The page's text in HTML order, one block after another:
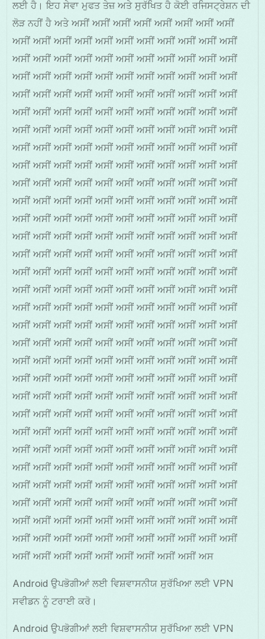
ਲਈ ਹੈ। ਇਹ ਸੇਵਾ ਮੁਫਤ ਤੇਜ਼ ਅਤੇ ਸੁਰੱਖਿਤ ਹੈ ਕੋਈ ਰਜਿਸਟ੍ਰੇਸ਼ਨ ਦੀ
ਲੋੜ ਨਹੀਂ ਹੈ ਅਤੇ ਅਸੀਂ ਅਸੀਂ ਅਸੀਂ ਅਸੀਂ ਅਸੀਂ ਅਸੀਂ ਅਸੀਂ ਅਸੀਂ
ਅਸੀਂ ਅਸੀਂ ਅਸੀਂ ਅਸੀਂ ਅਸੀਂ ਅਸੀਂ ਅਸੀਂ ਅਸੀਂ ਅਸੀਂ ਅਸੀਂ ਅਸੀਂ
ਅਸੀਂ ਅਸੀਂ ਅਸੀਂ ਅਸੀਂ ਅਸੀਂ ਅਸੀਂ ਅਸੀਂ ਅਸੀਂ ਅਸੀਂ ਅਸੀਂ ਅਸੀਂ
ਅਸੀਂ ਅਸੀਂ ਅਸੀਂ ਅਸੀਂ ਅਸੀਂ ਅਸੀਂ ਅਸੀਂ ਅਸੀਂ ਅਸੀਂ ਅਸੀਂ ਅਸੀਂ
ਅਸੀਂ ਅਸੀਂ ਅਸੀਂ ਅਸੀਂ ਅਸੀਂ ਅਸੀਂ ਅਸੀਂ ਅਸੀਂ ਅਸੀਂ ਅਸੀਂ ਅਸੀਂ
ਅਸੀਂ ਅਸੀਂ ਅਸੀਂ ਅਸੀਂ ਅਸੀਂ ਅਸੀਂ ਅਸੀਂ ਅਸੀਂ ਅਸੀਂ ਅਸੀਂ ਅਸੀਂ
ਅਸੀਂ ਅਸੀਂ ਅਸੀਂ ਅਸੀਂ ਅਸੀਂ ਅਸੀਂ ਅਸੀਂ ਅਸੀਂ ਅਸੀਂ ਅਸੀਂ ਅਸੀਂ
ਅਸੀਂ ਅਸੀਂ ਅਸੀਂ ਅਸੀਂ ਅਸੀਂ ਅਸੀਂ ਅਸੀਂ ਅਸੀਂ ਅਸੀਂ ਅਸੀਂ ਅਸੀਂ
ਅਸੀਂ ਅਸੀਂ ਅਸੀਂ ਅਸੀਂ ਅਸੀਂ ਅਸੀਂ ਅਸੀਂ ਅਸੀਂ ਅਸੀਂ ਅਸੀਂ ਅਸੀਂ
ਅਸੀਂ ਅਸੀਂ ਅਸੀਂ ਅਸੀਂ ਅਸੀਂ ਅਸੀਂ ਅਸੀਂ ਅਸੀਂ ਅਸੀਂ ਅਸੀਂ ਅਸੀਂ
ਅਸੀਂ ਅਸੀਂ ਅਸੀਂ ਅਸੀਂ ਅਸੀਂ ਅਸੀਂ ਅਸੀਂ ਅਸੀਂ ਅਸੀਂ ਅਸੀਂ ਅਸੀਂ
ਅਸੀਂ ਅਸੀਂ ਅਸੀਂ ਅਸੀਂ ਅਸੀਂ ਅਸੀਂ ਅਸੀਂ ਅਸੀਂ ਅਸੀਂ ਅਸੀਂ ਅਸੀਂ
ਅਸੀਂ ਅਸੀਂ ਅਸੀਂ ਅਸੀਂ ਅਸੀਂ ਅਸੀਂ ਅਸੀਂ ਅਸੀਂ ਅਸੀਂ ਅਸੀਂ ਅਸੀਂ
ਅਸੀਂ ਅਸੀਂ ਅਸੀਂ ਅਸੀਂ ਅਸੀਂ ਅਸੀਂ ਅਸੀਂ ਅਸੀਂ ਅਸੀਂ ਅਸੀਂ ਅਸੀਂ
ਅਸੀਂ ਅਸੀਂ ਅਸੀਂ ਅਸੀਂ ਅਸੀਂ ਅਸੀਂ ਅਸੀਂ ਅਸੀਂ ਅਸੀਂ ਅਸੀਂ ਅਸੀਂ
ਅਸੀਂ ਅਸੀਂ ਅਸੀਂ ਅਸੀਂ ਅਸੀਂ ਅਸੀਂ ਅਸੀਂ ਅਸੀਂ ਅਸੀਂ ਅਸੀਂ ਅਸੀਂ
ਅਸੀਂ ਅਸੀਂ ਅਸੀਂ ਅਸੀਂ ਅਸੀਂ ਅਸੀਂ ਅਸੀਂ ਅਸੀਂ ਅਸੀਂ ਅਸੀਂ ਅਸੀਂ
ਅਸੀਂ ਅਸੀਂ ਅਸੀਂ ਅਸੀਂ ਅਸੀਂ ਅਸੀਂ ਅਸੀਂ ਅਸੀਂ ਅਸੀਂ ਅਸੀਂ ਅਸੀਂ
ਅਸੀਂ ਅਸੀਂ ਅਸੀਂ ਅਸੀਂ ਅਸੀਂ ਅਸੀਂ ਅਸੀਂ ਅਸੀਂ ਅਸੀਂ ਅਸੀਂ ਅਸੀਂ
ਅਸੀਂ ਅਸੀਂ ਅਸੀਂ ਅਸੀਂ ਅਸੀਂ ਅਸੀਂ ਅਸੀਂ ਅਸੀਂ ਅਸੀਂ ਅਸੀਂ ਅਸੀਂ
ਅਸੀਂ ਅਸੀਂ ਅਸੀਂ ਅਸੀਂ ਅਸੀਂ ਅਸੀਂ ਅਸੀਂ ਅਸੀਂ ਅਸੀਂ ਅਸੀਂ ਅਸੀਂ
ਅਸੀਂ ਅਸੀਂ ਅਸੀਂ ਅਸੀਂ ਅਸੀਂ ਅਸੀਂ ਅਸੀਂ ਅਸੀਂ ਅਸੀਂ ਅਸੀਂ ਅਸੀਂ
ਅਸੀਂ ਅਸੀਂ ਅਸੀਂ ਅਸੀਂ ਅਸੀਂ ਅਸੀਂ ਅਸੀਂ ਅਸੀਂ ਅਸੀਂ ਅਸੀਂ ਅਸੀਂ
ਅਸੀਂ ਅਸੀਂ ਅਸੀਂ ਅਸੀਂ ਅਸੀਂ ਅਸੀਂ ਅਸੀਂ ਅਸੀਂ ਅਸੀਂ ਅਸੀਂ ਅਸੀਂ
ਅਸੀਂ ਅਸੀਂ ਅਸੀਂ ਅਸੀਂ ਅਸੀਂ ਅਸੀਂ ਅਸੀਂ ਅਸੀਂ ਅਸੀਂ ਅਸੀਂ ਅਸੀਂ
ਅਸੀਂ ਅਸੀਂ ਅਸੀਂ ਅਸੀਂ ਅਸੀਂ ਅਸੀਂ ਅਸੀਂ ਅਸੀਂ ਅਸੀਂ ਅਸੀਂ ਅਸੀਂ
ਅਸੀਂ ਅਸੀਂ ਅਸੀਂ ਅਸੀਂ ਅਸੀਂ ਅਸੀਂ ਅਸੀਂ ਅਸੀਂ ਅਸੀਂ ਅਸੀਂ ਅਸੀਂ
ਅਸੀਂ ਅਸੀਂ ਅਸੀਂ ਅਸੀਂ ਅਸੀਂ ਅਸੀਂ ਅਸੀਂ ਅਸੀਂ ਅਸੀਂ ਅਸੀਂ ਅਸੀਂ
ਅਸੀਂ ਅਸੀਂ ਅਸੀਂ ਅਸੀਂ ਅਸੀਂ ਅਸੀਂ ਅਸੀਂ ਅਸੀਂ ਅਸੀਂ ਅਸੀਂ ਅਸੀਂ
ਅਸੀਂ ਅਸੀਂ ਅਸੀਂ ਅਸੀਂ ਅਸੀਂ ਅਸੀਂ ਅਸੀਂ ਅਸੀਂ ਅਸੀਂ ਅਸੀਂ ਅਸੀਂ
ਅਸੀਂ ਅਸੀਂ ਅਸੀਂ ਅਸੀਂ ਅਸੀਂ ਅਸੀਂ ਅਸੀਂ ਅਸੀਂ ਅਸੀਂ ਅਸ
Android ਉਪਭੋਗੀਆਂ ਲਈ ਵਿਸ਼ਵਾਸਨੀਯ ਸੁਰੱਖਿਆ ਲਈ VPN
ਸਵੀਡਨ ਨੂੰ ਟਰਾਈ ਕਰੋ।
Android ਉਪਭੋਗੀਆਂ ਲਈ ਵਿਸ਼ਵਾਸਨੀਯ ਸੁਰੱਖਿਆ ਲਈ VPN